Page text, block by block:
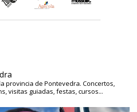
provincia de Pontevedra. Concertos,
visitas guiadas, festas, cursos...